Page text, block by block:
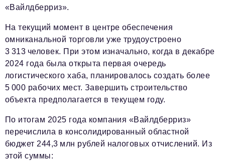
«Вайлдберриз».
На текущий момент в центре обеспечения
омниканальной торговли уже трудоустроено
3 313 человек. При этом изначально, когда в декабре
2024 года была открыта первая очередь
логистического хаба, планировалось создать более
5 000 рабочих мест. Завершить строительство
объекта предполагается в текущем году.
По итогам 2025 года компания «Вайлдберриз»
перечислила в консолидированный областной
бюджет 244,3 млн рублей налоговых отчислений. Из
этой суммы: